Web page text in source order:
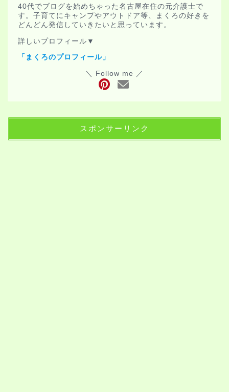
40代でブログを始めちゃった名古屋在住の元介護士で
す。子育てにキャンプやアウトドア等、まくろの好きを
どんどん発信していきたいと思っています。
詳しいプロフィール▼
「まくろのプロフィール」
＼ Follow me ／
スポンサーリンク